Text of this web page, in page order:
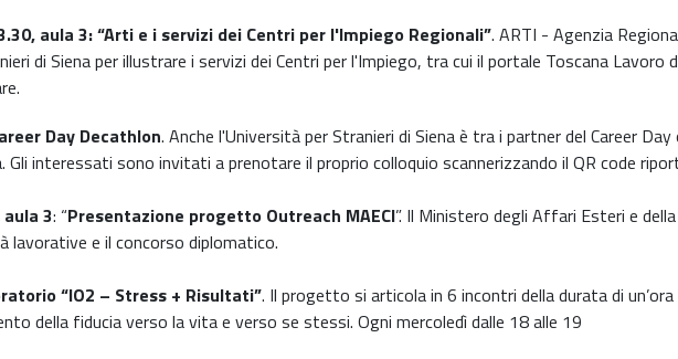
aula 3: “Arti e i servizi dei Centri per l'Impiego Regionali”. ARTI - Agenzia
di Siena per illustrare i servizi dei Centri per l'Impiego, tra cui il portale Toscana
Day Decathlon. Anche l'Università per Stranieri di Siena è tra i partner del Career
Gli interessati sono invitati a prenotare il proprio colloquio scannerizzando il QR code
3: “Presentazione progetto Outreach MAECI”. Il Ministero degli Affari Esteri e
e il concorso diplomatico.
“IO2 – Stress + Risultati”. Il progetto si articola in 6 incontri della durata di
della fiducia verso la vita e verso se stessi. Ogni mercoledì dalle 18 alle 19